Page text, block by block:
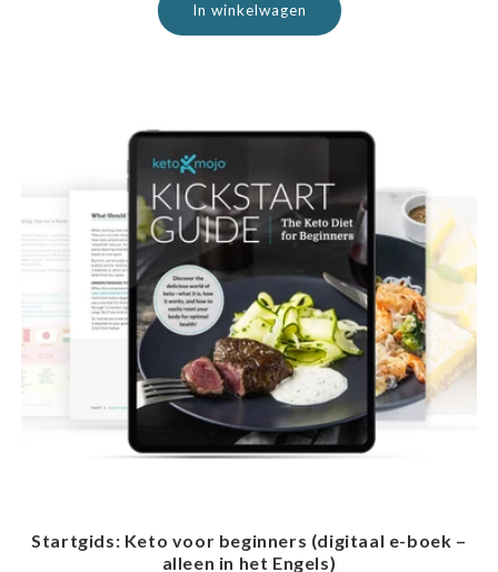
In winkelwagen
Startgids: Keto voor beginners (digitaal e-boek –
alleen in het Engels)